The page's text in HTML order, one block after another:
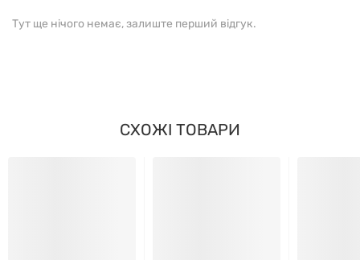
Тут ще нічого немає, залиште перший відгук.
СХОЖІ ТОВАРИ